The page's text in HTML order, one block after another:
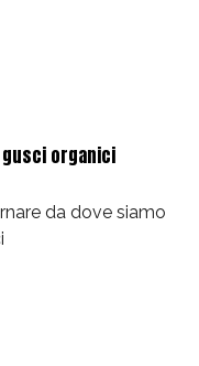
gusci organici
da dove siamo